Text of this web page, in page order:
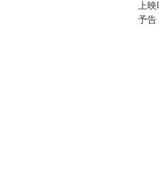
上映
予告